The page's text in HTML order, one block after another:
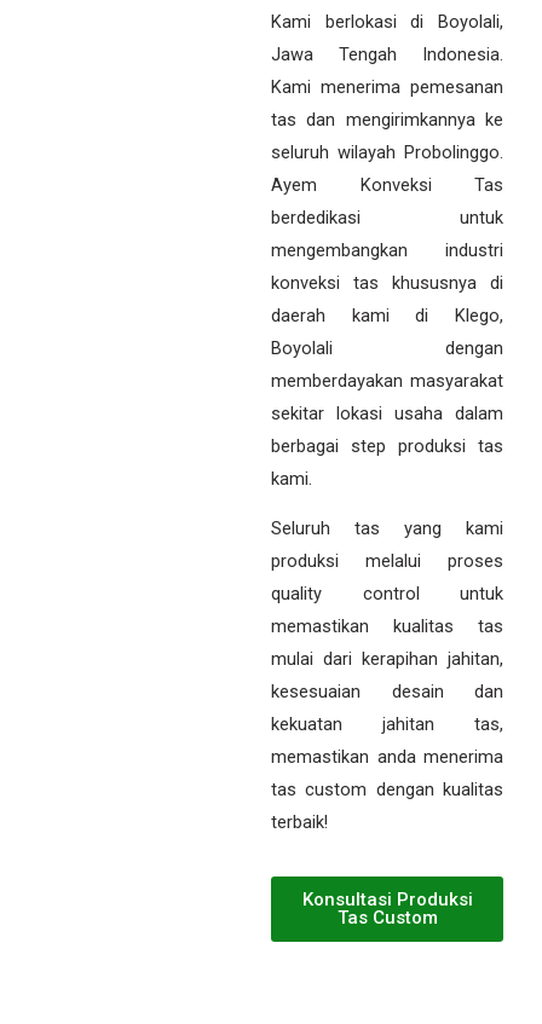
Kami berlokasi di Boyolali,
Jawa Tengah Indonesia.
Kami menerima pemesanan
tas dan mengirimkannya ke
seluruh wilayah Probolinggo.
Ayem Konveksi Tas
berdedikasi untuk
mengembangkan industri
konveksi tas khususnya di
daerah kami di Klego,
Boyolali dengan
memberdayakan masyarakat
sekitar lokasi usaha dalam
berbagai step produksi tas
kami.
Seluruh tas yang kami
produksi melalui proses
quality control untuk
memastikan kualitas tas
mulai dari kerapihan jahitan,
kesesuaian desain dan
kekuatan jahitan tas,
memastikan anda menerima
tas custom dengan kualitas
terbaik!
Konsultasi Produksi
Tas Custom